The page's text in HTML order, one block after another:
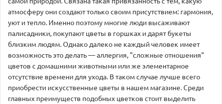
атмосферу они создают только своим присутствием: гармония,
уют и тепло. Именно поэтому многие люди высаживают
палисадники, покупают цветы в горшках и дарят букеты
близким людям. Однако далеко не каждый человек имеет
возможность это делать — аллергия, "сложные отношения"
цветов с домашними животными или же элементарное
отсутствие времени для ухода. В таком случае лучше всего
приобрести искусственные цветы в нашем магазине. Среди
главных преимуществ подобных цветков стоит выделить